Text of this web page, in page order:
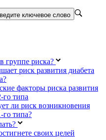
ключевое слово
группе риска?
риск развития диабета
факторы риска развития
го типа
ли риск возникновения
го типа?
своих целей